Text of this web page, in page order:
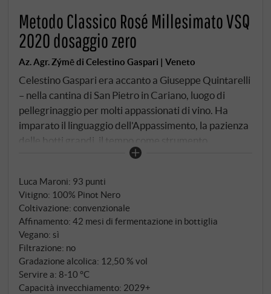
Metodo Classico Rosé Millesimato VSQ
2020 dosaggio zero
Az. Agr. Zýmē di Celestino Gaspari | Veneto
Celestino Gaspari era accanto a Giuseppe Quintarelli
– nella cantina di San Pietro in Cariano, luogo di
pellegrinaggio per molti appassionati di vino. Ha
imparato il linguaggio dell'Appassimento, la pazienza
delle botti grandi, il tempo come strumento.
Chiunque conosca tutto questo rimarrà sorpreso
bollicine danzanti, delicate e leggere, come l'esatto
contrario di ciò per cui Zýmē è conosciuta. Questa è
l'intenzione.
Luca Maroni: 93 punti
Vitigno: 100% Pinot Nero
Coltivazione: convenzionale
Affinamento: 42 mesi di fermentazione in bottiglia
Vegano: sì
Filtrazione: no
Gradazione alcolica: 12,50 % vol
Servire a: 8‑10 °C
Capacità invecchiamento: 2029+